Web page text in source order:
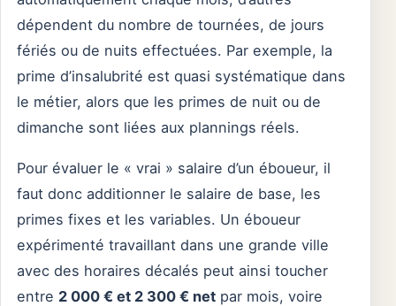
dépendent du nombre de tournées, de jours
fériés ou de nuits effectuées. Par exemple, la
prime d’insalubrité est quasi systématique dans
le métier, alors que les primes de nuit ou de
dimanche sont liées aux plannings réels.
Pour évaluer le « vrai » salaire d’un éboueur, il
faut donc additionner le salaire de base, les
primes fixes et les variables. Un éboueur
expérimenté travaillant dans une grande ville
avec des horaires décalés peut ainsi toucher
entre 2 000 € et 2 300 € net par mois, voire